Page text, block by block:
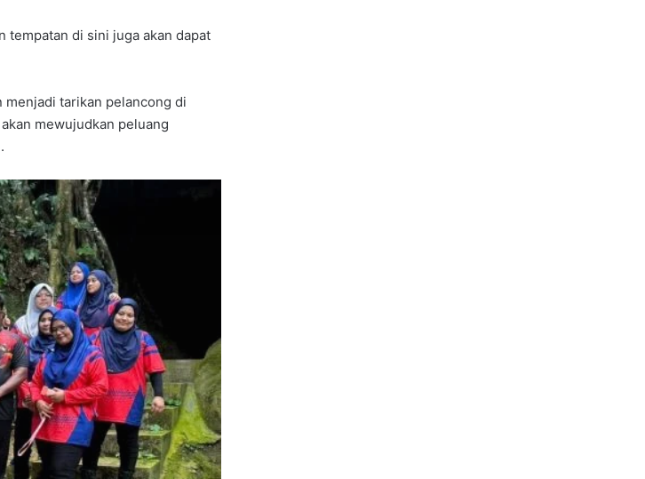
tempatan di sini juga akan dapat
menjadi tarikan pelancong di
mewujudkan peluang